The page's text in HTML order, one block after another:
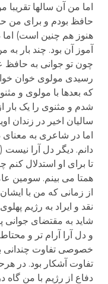
اما من آن سالها
حافظ بودم و برای من
هنوز هم چنین است)
آموز آن بود. چند بار
چون تو جوانی به حافظ
رسیدی مولوی خوان
که بعدها با مولوی و
شدم و مثنوی را یک بار
سالیان اخیر در زندان
اما در شاعری به
دانم. دیگر دل آرا نیست
تا برای او استدلال
همتا می بینم. سومین
از زمانی که من با
نقد و ایراد به رژیم
شاید به مقتضای جوانی
و دل آرا آرام تر و
خصوصی تفاوت چندانی
تفاوت آشکار بود. در
دفاع از رژیم با من گاه